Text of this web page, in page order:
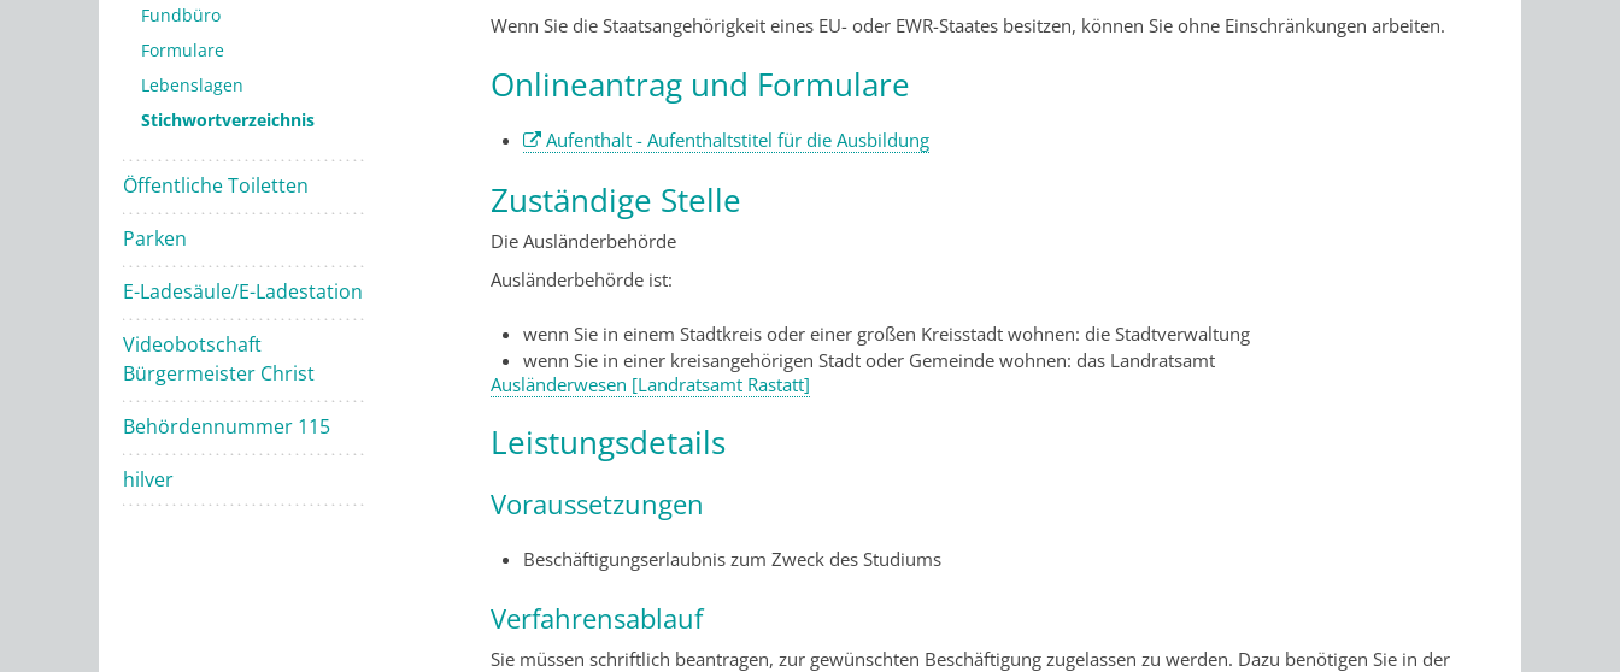
Fundbüro
Formulare
Lebenslagen
Stichwortverzeichnis
Öffentliche Toiletten
Parken
E-Ladesäule/E-Ladestation
Videobotschaft
Bürgermeister Christ
Behördennummer 115
hilver
Wenn Sie die Staatsangehörigkeit eines EU- oder EWR-Staates besitzen, können Sie ohne Einschränkungen arbeiten.
Onlineantrag und Formulare
Aufenthalt - Aufenthaltstitel für die Ausbildung
Zuständige Stelle
Die Ausländerbehörde
Ausländerbehörde ist:
wenn Sie in einem Stadtkreis oder einer großen Kreisstadt wohnen: die Stadtverwaltung
wenn Sie in einer kreisangehörigen Stadt oder Gemeinde wohnen: das Landratsamt
Ausländerwesen [Landratsamt Rastatt]
Leistungsdetails
Voraussetzungen
Beschäftigungserlaubnis zum Zweck des Studiums
Verfahrensablauf
Sie müssen schriftlich beantragen, zur gewünschten Beschäftigung zugelassen zu werden. Dazu benötigen Sie in der